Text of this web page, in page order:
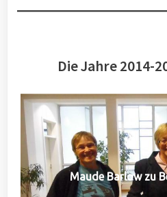
Die Jahre 2014-
Maude Barlow zu